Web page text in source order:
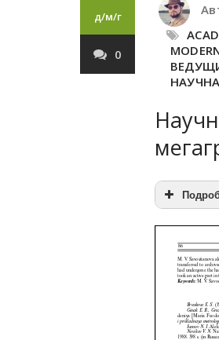
д/м/г
0